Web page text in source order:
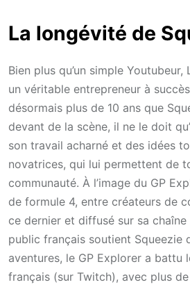
La longévité de
Bien plus qu’un simple
un véritable entrepreneur à
désormais plus de 10 ans que
devant de la scène, il ne le doit
son travail acharné et des idées
novatrices, qui lui permettent de
communauté. À l’image du GP
de formule 4, entre créateurs de
ce dernier et diffusé sur sa
public français soutient Squeezie
aventures, le GP Explorer a battu
français (sur Twitch), avec plus